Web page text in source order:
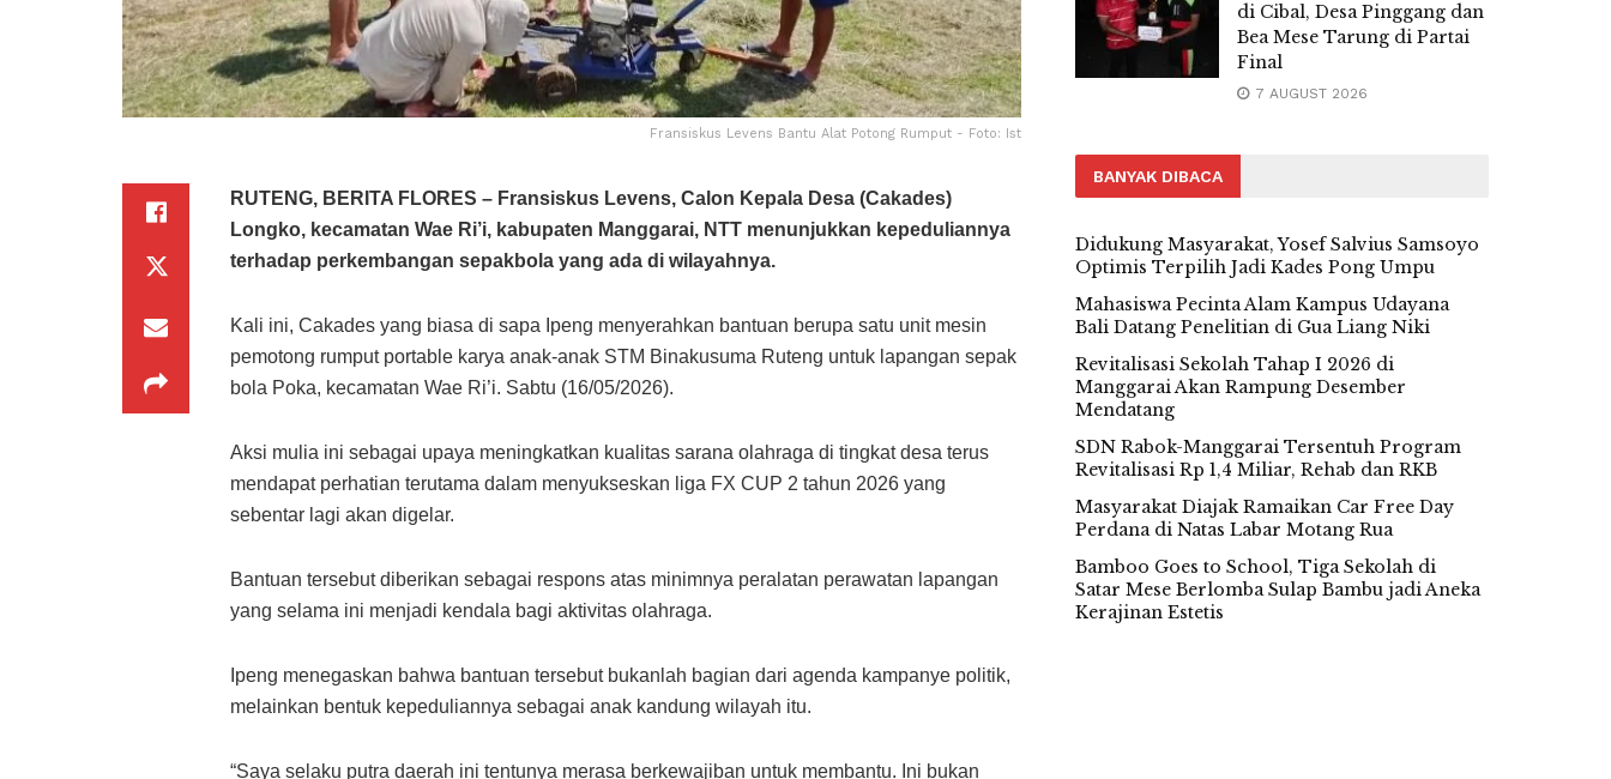
Fransiskus Levens Bantu Alat Potong Rumput - Foto: Ist
RUTENG, BERITA FLORES – Fransiskus Levens, Calon Kepala Desa (Cakades)
Longko, kecamatan Wae Ri’i, kabupaten Manggarai, NTT menunjukkan kepeduliannya
terhadap perkembangan sepakbola yang ada di wilayahnya.
Kali ini, Cakades yang biasa di sapa Ipeng menyerahkan bantuan berupa satu unit mesin
pemotong rumput portable karya anak-anak STM Binakusuma Ruteng untuk lapangan sepak
bola Poka, kecamatan Wae Ri’i. Sabtu (16/05/2026).
Aksi mulia ini sebagai upaya meningkatkan kualitas sarana olahraga di tingkat desa terus
mendapat perhatian terutama dalam menyukseskan liga FX CUP 2 tahun 2026 yang
sebentar lagi akan digelar.
Bantuan tersebut diberikan sebagai respons atas minimnya peralatan perawatan lapangan
yang selama ini menjadi kendala bagi aktivitas olahraga.
Ipeng menegaskan bahwa bantuan tersebut bukanlah bagian dari agenda kampanye politik,
melainkan bentuk kepeduliannya sebagai anak kandung wilayah itu.
“Saya selaku putra daerah ini tentunya merasa berkewajiban untuk membantu. Ini bukan
di Cibal, Desa Pinggang dan
Bea Mese Tarung di Partai
Final
7 AUGUST 2026
BANYAK DIBACA
Didukung Masyarakat, Yosef Salvius Samsoyo
Optimis Terpilih Jadi Kades Pong Umpu
Mahasiswa Pecinta Alam Kampus Udayana
Bali Datang Penelitian di Gua Liang Niki
Revitalisasi Sekolah Tahap I 2026 di
Manggarai Akan Rampung Desember
Mendatang
SDN Rabok-Manggarai Tersentuh Program
Revitalisasi Rp 1,4 Miliar, Rehab dan RKB
Masyarakat Diajak Ramaikan Car Free Day
Perdana di Natas Labar Motang Rua
Bamboo Goes to School, Tiga Sekolah di
Satar Mese Berlomba Sulap Bambu jadi Aneka
Kerajinan Estetis